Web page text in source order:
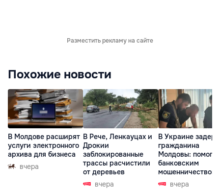
Разместить рекламу на сайте
Похожие новости
В Молдове расширят
услуги электронного
архива для бизнеса
вчера
В Рече, Ленкауцах и
Дрокии
заблокированные
трассы расчистили
от деревьев
вчера
В Украине
гражданина
Молдовы:
банковским
мошенничеством
Чехиивчера